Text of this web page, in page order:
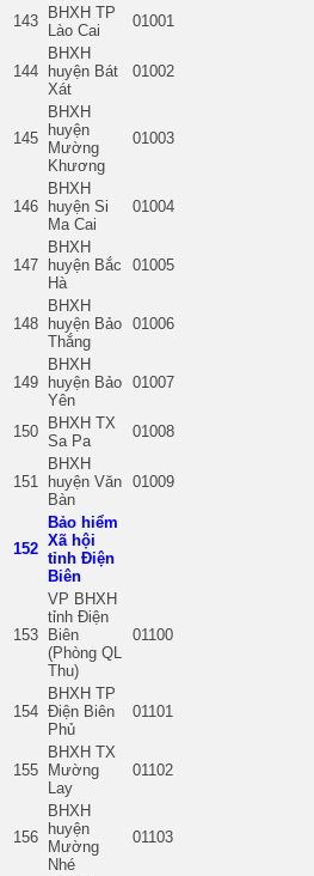
143
BHXH TP
Lào Cai
01001
144
BHXH
huyện Bát
Xát
01002
145
BHXH
huyện
Mường
Khương
01003
146
BHXH
huyện Si
Ma Cai
01004
147
BHXH
huyện Bắc
Hà
01005
148
BHXH
huyện Bảo
Thắng
01006
149
BHXH
huyện Bảo
Yên
01007
150
BHXH TX
Sa Pa
01008
151
BHXH
huyện Văn
Bàn
01009
152
Bảo hiểm
Xã hội
tỉnh Điện
Biên
153
VP BHXH
tỉnh Điện
Biên
(Phòng QL
Thu)
01100
154
BHXH TP
Điện Biên
Phủ
01101
155
BHXH TX
Mường
Lay
01102
156
BHXH
huyện
Mường
Nhé
01103